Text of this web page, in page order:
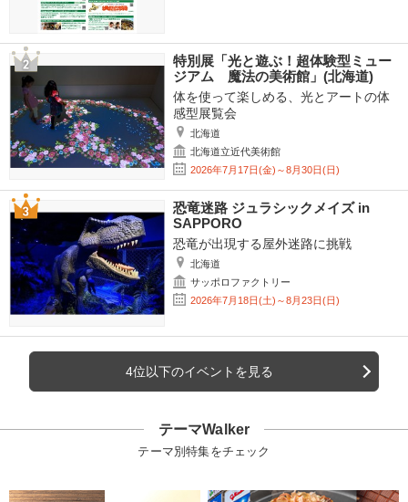
特別展「光と遊ぶ！超体験型ミュー
ジアム 魔法の美術館」(北海道)
体を使って楽しめる、光とアートの体
感型展覧会
北海道
北海道立近代美術館
2026年7月17日(金)～8月30日(日)
恐竜迷路 ジュラシックメイズ in
SAPPORO
恐竜が出現する屋外迷路に挑戦
北海道
サッポロファクトリー
2026年7月18日(土)～8月23日(日)
4位以下のイベントを見る
テーマWalker
テーマ別特集をチェック